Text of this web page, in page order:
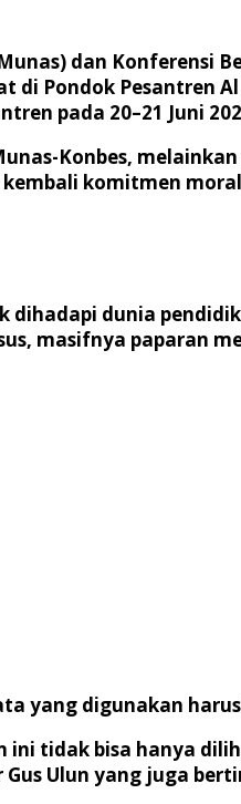
dan Konferensi
Pondok Pesantren
pada 20–21 Juni
Konbes,
komitmen
dihadapi dunia
masifnya paparan
yang digunakan
tidak bisa hanya
Ulun yang juga